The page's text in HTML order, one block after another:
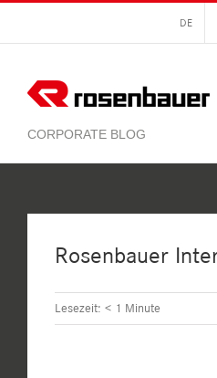
springen
DE
Rosenbauer
Lesezeit: < 1 Minute